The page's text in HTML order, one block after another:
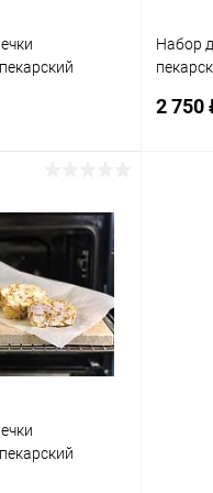
Сравнение
Под заказ
Набор
2 750